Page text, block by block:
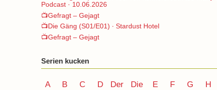
Podcast · 10.06.2026
📺Gefragt – Gejagt
📺Die Gäng (S01/E01) ∙ Stardust Hotel
📺Gefragt – Gejagt
Serien kucken
A B C D Der Die E F G
H